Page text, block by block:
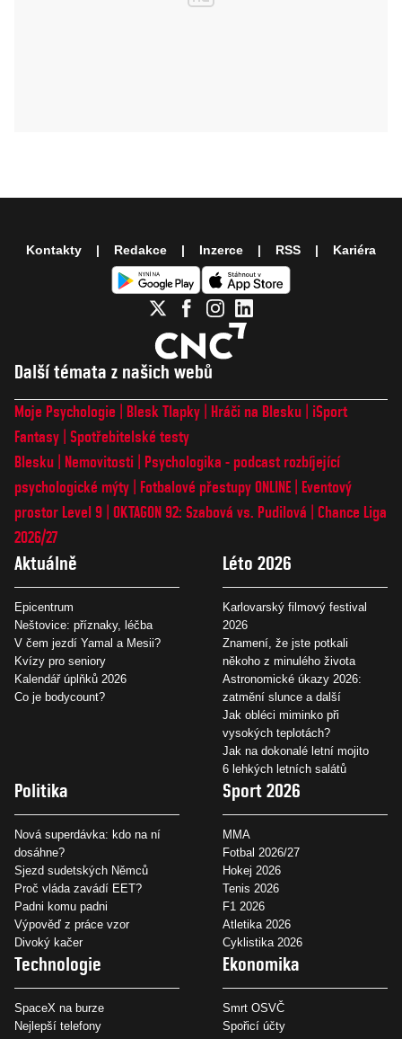
Další témata z našich webů
Moje Psychologie Blesk Tlapky Hráči na Blesku
iSport
Fantasy Spotřebitelské testy
Blesku
Nemovitosti
Psychologika - podcast rozbíjející
psychologické mýty
Fotbalové přestupy ONLINE
Eventový
prostor Level 9 OKTAGON 92: Szabová vs. Pudilová
Chance Liga
2026/27
Aktuálně
Epicentrum
Neštovice: příznaky, léčba
V čem jezdí Yamal a Mesii?
Kvízy pro seniory
Kalendář úplňků 2026
Co je bodycount?
Léto 2026
Karlovarský filmový festival
2026
Znamení, že jste potkali
někoho z minulého života
Astronomické úkazy 2026:
zatmění slunce a další
Jak obléci miminko při
vysokých teplotách?
Jak na dokonalé letní mojito
6 lehkých letních salátů
Politika
Nová superdávka: kdo na ní
dosáhne?
Sjezd sudetských Němců
Proč vláda zavádí EET?
Padni komu padni
Výpověď z práce vzor
Divoký kačer
Sport 2026
MMA
Fotbal 2026/27
Hokej 2026
Tenis 2026
F1 2026
Atletika 2026
Cyklistika 2026
Technologie
SpaceX na burze
Nejlepší telefony
Ekonomika
Smrt OSVČ
Spořicí účty
Kontakty Redakce Inzerce RSS Kariéra